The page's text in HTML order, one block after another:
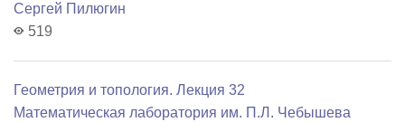
Сергей Пилюгин
519
Геометрия и топология. Лекция 32
Математичеcкая лаборатория им. П.Л. Чебышева